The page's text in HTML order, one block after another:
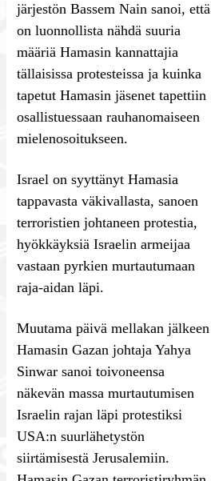
järjestön Bassem Nain sanoi, että
on luonnollista nähdä suuria
määriä Hamasin kannattajia
tällaisissa protesteissa ja kuinka
tapetut Hamasin jäsenet tapettiin
osallistuessaan rauhanomaiseen
mielenosoitukseen.
Israel on syyttänyt Hamasia
tappavasta väkivallasta, sanoen
terroristien johtaneen protestia,
hyökkäyksiä Israelin armeijaa
vastaan pyrkien murtautumaan
raja-aidan läpi.
Muutama päivä mellakan jälkeen
Hamasin Gazan johtaja Yahya
Sinwar sanoi toivoneensa
näkevän massa murtautumisen
Israelin rajan läpi protestiksi
USA:n suurlähetystön
siirtämisestä Jerusalemiin.